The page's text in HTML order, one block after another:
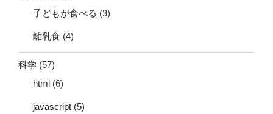
子どもが食べる (3)
離乳食 (4)
科学 (57)
html (6)
javascript (5)